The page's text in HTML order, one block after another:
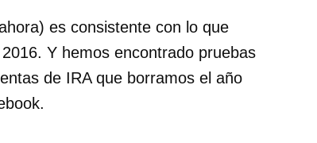
de iniciar sesión con tu
es consistente con lo que
Y hemos encontrado pruebas
de IRA que borramos el año